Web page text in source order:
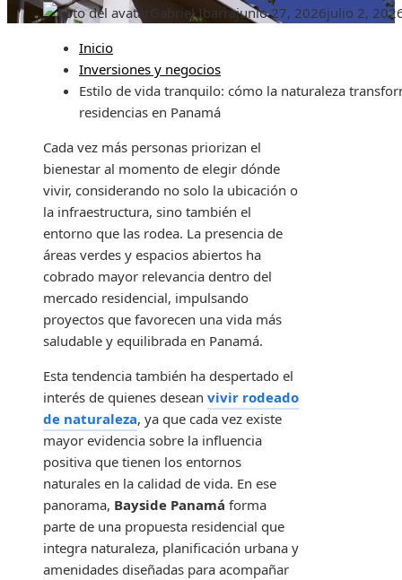
Gabriel Ibarrajunio 27, 2026julio 2,
Inicio
Inversiones y negocios
Estilo de vida tranquilo: cómo la naturaleza
residencias en Panamá
Cada vez más personas priorizan el
bienestar al momento de elegir dónde
vivir, considerando no solo la ubicación o
la infraestructura, sino también el
entorno que las rodea. La presencia de
áreas verdes y espacios abiertos ha
cobrado mayor relevancia dentro del
mercado residencial, impulsando
proyectos que favorecen una vida más
saludable y equilibrada en Panamá.
Esta tendencia también ha despertado el
interés de quienes desean vivir rodeado
de naturaleza, ya que cada vez existe
mayor evidencia sobre la influencia
positiva que tienen los entornos
naturales en la calidad de vida. En ese
panorama, Bayside Panamá forma
parte de una propuesta residencial que
integra naturaleza, planificación urbana y
amenidades diseñadas para acompañar